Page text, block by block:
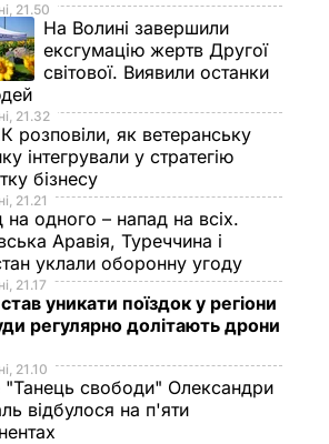
21.50
На Волині завершили
ексгумацію жертв Другої
світової. Виявили останки
21.32
розповіли, як ветеранську
інтегрували у стратегію
бізнесу
21.21
на одного – напад на всіх.
Аравія, Туреччина і
уклали оборонну угоду
21.17
уникати поїздок у регіони
регулярно долітають дрони
21.10
"Танець свободи" Олександри
відбулося на п'яти